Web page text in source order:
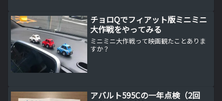
チョロQでフィアット版ミニミニ
大作戦をやってみる
ミニミニ大作戦って映画観たことありま
すか？
アバルト595Cの一年点検（2回